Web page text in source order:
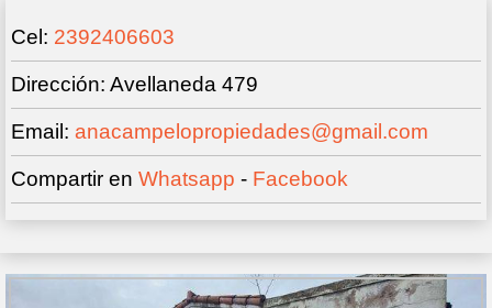
Cel: 2392406603
Dirección: Avellaneda 479
Email: anacampelopropiedades@gmail.com
Compartir en Whatsapp - Facebook